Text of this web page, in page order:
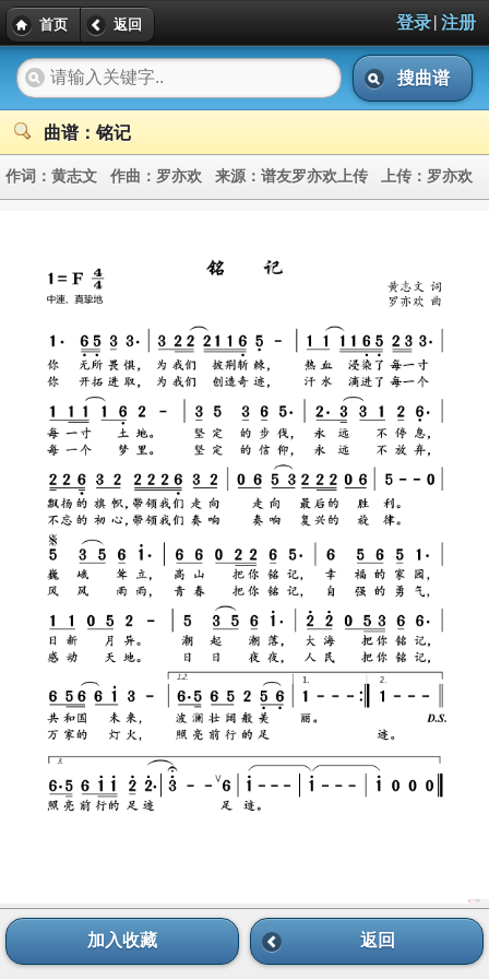
首页 返回 登录| 注册
搜曲谱
曲谱：铭记
作词： 黄志文 作曲： 罗亦欢 来源： 谱友罗亦欢上传 上传： 罗亦欢
加入收藏 返回